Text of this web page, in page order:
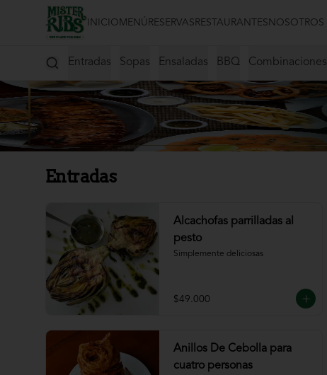
INICIO MENÚ RESERVAS RESTAURANTES NOSOTROS
Entradas Sopas Ensaladas BBQ Combinaciones
Entradas
Alcachofas parrilladas al
pesto
Simplemente deliciosas
$49.000
Anillos De Cebolla para
cuatro personas